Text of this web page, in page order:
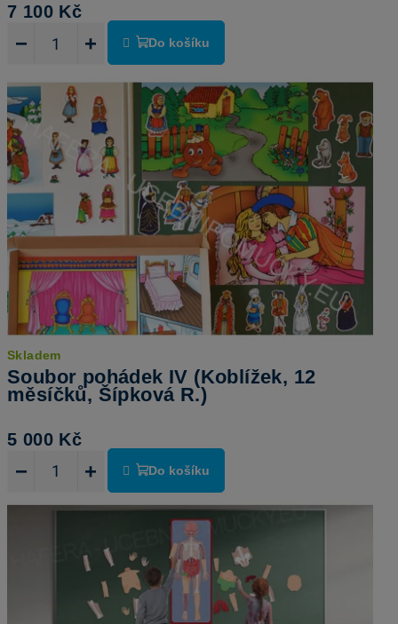
7 100 Kč
+
− Do košíku
Skladem
Soubor pohádek IV (Koblížek, 12
měsíčků, Šípková R.)
5 000 Kč
+
− Do košíku